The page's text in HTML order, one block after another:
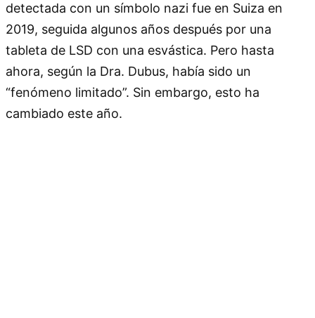
detectada con un símbolo nazi fue en Suiza en
2019, seguida algunos años después por una
tableta de LSD con una esvástica. Pero hasta
ahora, según la Dra. Dubus, había sido un
“fenómeno limitado”. Sin embargo, esto ha
cambiado este año.